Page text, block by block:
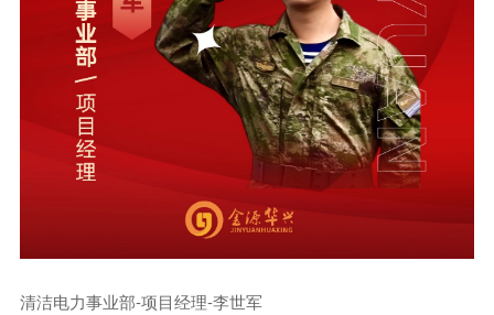
清洁电力事业部-项目经理-李世军